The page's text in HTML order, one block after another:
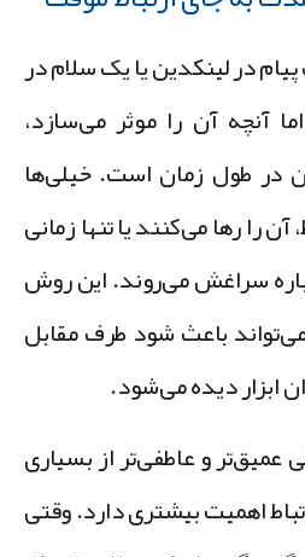
در لینکدین یا یک سلام در
آن را موثر می‌سازد،
طول زمان است. خیلی‌ها
رها می‌کنند یا تنها زمانی
سراغش می‌روند. این روش
باعث شود طرف مقابل
دیده می‌شود.
و عاطفی‌تر از بسیاری
اهمیت بیشتری دارد. وقتی